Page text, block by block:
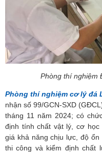
Phòng thí nghiệm
Phòng thí nghiệm cơ lý đá
nhận số 99/GCN-SXD
tháng 11 năm 2024; có
định tính chất vật lý, cơ học
giá khả năng chịu lực, độ ổn
thi công và kiểm định chất